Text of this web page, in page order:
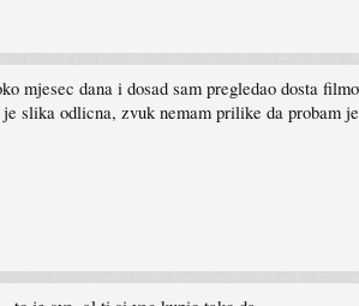
mjesec dana i dosad sam pregledao dosta
slika odlicna, zvuk nemam prilike da probam